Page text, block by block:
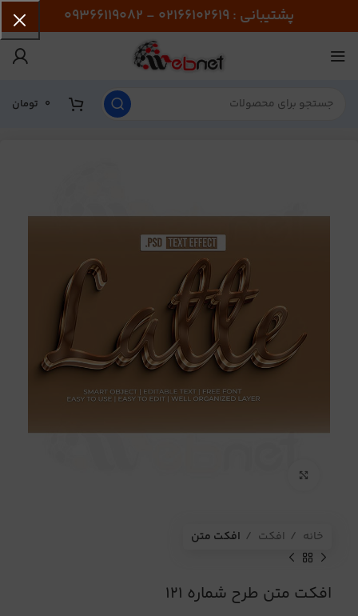
پشتیبانی : 02166102619 - 09366119082
0 تومان
خانه افکت افکت متن
افکت متن طرح شماره 121